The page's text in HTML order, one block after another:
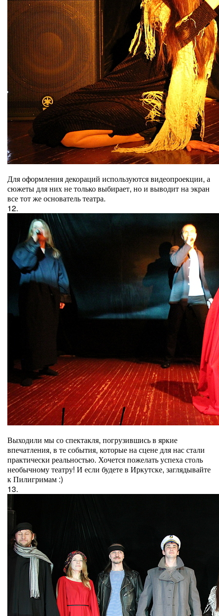
Для оформления декораций используются видеопроекции, а
сюжеты для них не только выбирает, но и выводит на экран
все тот же основатель театра.
12.
Выходили мы со спектакля, погрузившись в яркие
впечатления, в те события, которые на сцене для нас стали
практически реальностью. Хочется пожелать успеха столь
необычному театру! И если будете в Иркутске, заглядывайте
к Пилигримам :)
13.